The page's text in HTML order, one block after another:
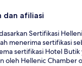
dan afiliasi
Sertifikasi
menerima sertifikasi
sertifikasi Hotel Butik
oleh Hellenic Chamber